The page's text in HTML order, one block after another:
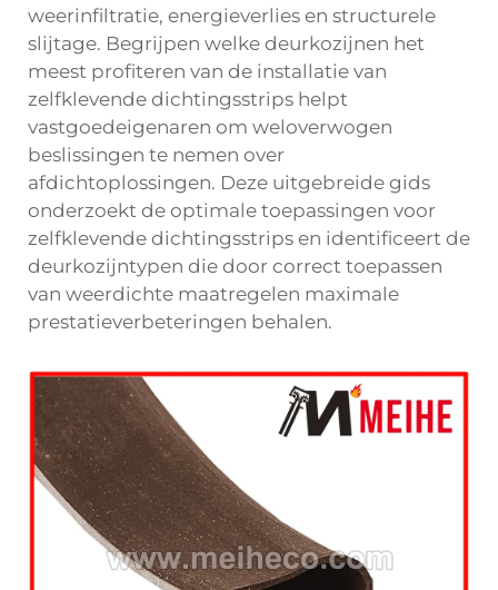
weerinfiltratie, energieverlies en structurele
slijtage. Begrijpen welke deurkozijnen het
meest profiteren van de installatie van
zelfklevende dichtingsstrips helpt
vastgoedeigenaren om weloverwogen
beslissingen te nemen over
afdichtoplossingen. Deze uitgebreide gids
onderzoekt de optimale toepassingen voor
zelfklevende dichtingsstrips en identificeert de
deurkozijntypen die door correct toepassen
van weerdichte maatregelen maximale
prestatieverbeteringen behalen.